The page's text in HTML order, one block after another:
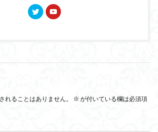
れることはありません。 ※ が付いている欄は必須項